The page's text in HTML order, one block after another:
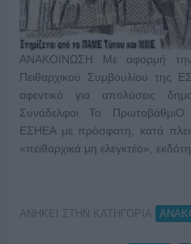
ΑΝΑΚΟΙΝΩΣΗ Με αφορμή την
Πειθαρχικού Συμβουλίου της
αφεντικό για απολύσεις
Συνάδελφοι Το ΠρωτοβάθμιΟ
ΕΣΗΕΑ με πρόσφατη, κατά
«πειθαρχικά μη ελεγκτέο»,
ΑΝΗΚΕΙ ΣΤΗΝ ΚΑΤΗΓΟΡΙΑ: